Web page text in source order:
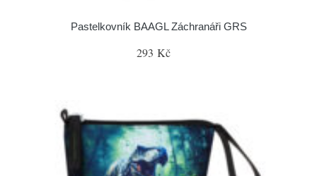
Pastelkovník BAAGL Záchranáři GRS
293 Kč